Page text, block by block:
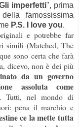
imperfetti", prima
famossissima
P.S. I love you.
e potrebbe far
simili (Matched, The
sono certa che farà
dicevo, non è dei più
da un governo
assoluta come
. Tutti, nel mondo di
pena il marchio e
ce la mette tutta